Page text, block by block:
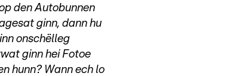
den Autobunnen
ginn, dann hu
onschëlleg
ginn hei Fotoe
hunn? Wann ech lo